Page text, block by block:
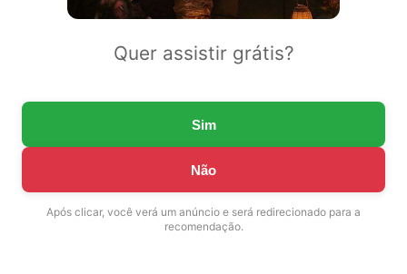
Quer assistir grátis?
Sim
Não
Após clicar, você verá um anúncio e será redirecionado para a
recomendação.